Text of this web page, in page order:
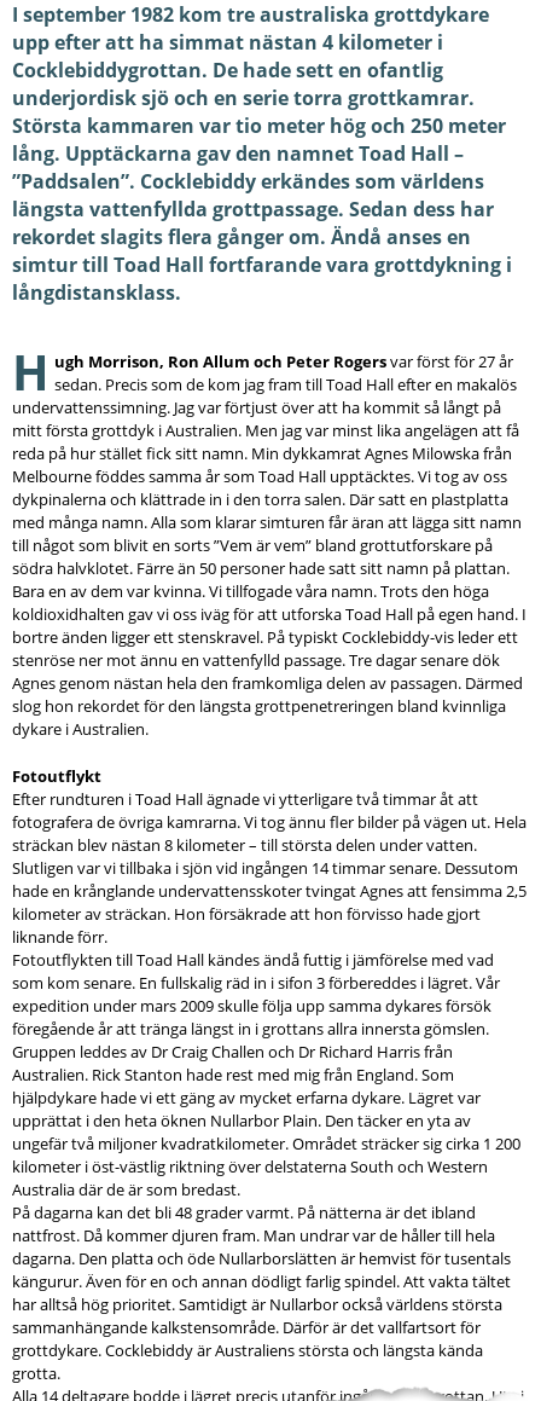
I september 1982 kom tre australiska grottdykare
upp efter att ha simmat nästan 4 kilometer i
Cocklebiddygrottan. De hade sett en ofantlig
underjordisk sjö och en serie torra grottkamrar.
Största kammaren var tio meter hög och 250 meter
lång. Upptäckarna gav den namnet Toad Hall –
”Paddsalen”. Cocklebiddy erkändes som världens
längsta vattenfyllda grottpassage. Sedan dess har
rekordet slagits flera gånger om. Ändå anses en
simtur till Toad Hall fortfarande vara grottdykning i
långdistansklass.
H ugh Morrison, Ron Allum och Peter Rogersvar först för 27 år
sedan. Precis som de kom jag fram till Toad Hall efter en makalös
undervattenssimning. Jag var förtjust över att ha kommit så långt på
mitt första grottdyk i Australien. Men jag var minst lika angelägen att få
reda på hur stället fick sitt namn. Min dykkamrat Agnes Milowska från
Melbourne föddes samma år som Toad Hall upptäcktes. Vi tog av oss
dykpinalerna och klättrade in i den torra salen. Där satt en plastplatta
med många namn. Alla som klarar simturen får äran att lägga sitt namn
till något som blivit en sorts ”Vem är vem” bland grottutforskare på
södra halvklotet. Färre än 50 personer hade satt sitt namn på plattan.
Bara en av dem var kvinna. Vi tillfogade våra namn. Trots den höga
koldioxidhalten gav vi oss iväg för att utforska Toad Hall på egen hand. I
bortre änden ligger ett stenskravel. På typiskt Cocklebiddy-vis leder ett
stenröse ner mot ännu en vattenfylld passage. Tre dagar senare dök
Agnes genom nästan hela den framkomliga delen av passagen. Därmed
slog hon rekordet för den längsta grottpenetreringen bland kvinnliga
dykare i Australien.
Fotoutflykt
Efter rundturen i Toad Hall ägnade vi ytterligare två timmar åt att
fotografera de övriga kamrarna. Vi tog ännu fler bilder på vägen ut. Hela
sträckan blev nästan 8 kilometer – till största delen under vatten.
Slutligen var vi tillbaka i sjön vid ingången 14 timmar senare. Dessutom
hade en krånglande undervattensskoter tvingat Agnes att fensimma 2,5
kilometer av sträckan. Hon försäkrade att hon förvisso hade gjort
liknande förr.
Fotoutflykten till Toad Hall kändes ändå futtig i jämförelse med vad
som kom senare. En fullskalig räd in i sifon 3 förbereddes i lägret. Vår
expedition under mars 2009 skulle följa upp samma dykares försök
föregående år att tränga längst in i grottans allra innersta gömslen.
Gruppen leddes av Dr Craig Challen och Dr Richard Harris från
Australien. Rick Stanton hade rest med mig från England. Som
hjälpdykare hade vi ett gäng av mycket erfarna dykare. Lägret var
upprättat i den heta öknen Nullarbor Plain. Den täcker en yta av
ungefär två miljoner kvadratkilometer. Området sträcker sig cirka 1 200
kilometer i öst-västlig riktning över delstaterna South och Western
Australia där de är som bredast.
På dagarna kan det bli 48 grader varmt. På nätterna är det ibland
nattfrost. Då kommer djuren fram. Man undrar var de håller till hela
dagarna. Den platta och öde Nullarborslätten är hemvist för tusentals
kängurur. Även för en och annan dödligt farlig spindel. Att vakta tältet
har alltså hög prioritet. Samtidigt är Nullarbor också världens största
sammanhängande kalkstensområde. Därför är det vallfartsort för
grottdykare. Cocklebiddy är Australiens största och längsta kända
grotta.
Alla 14 deltagare bodde i lägret precis utanför ingången till grottan. Ute i